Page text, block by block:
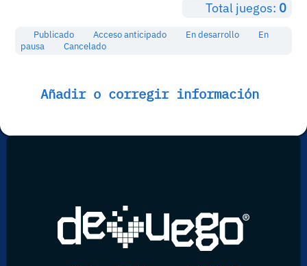
Total juegos: 0
Publicado Acceso anticipado En desarrollo
En
pausa
Cancelado
Añadir o corregir información